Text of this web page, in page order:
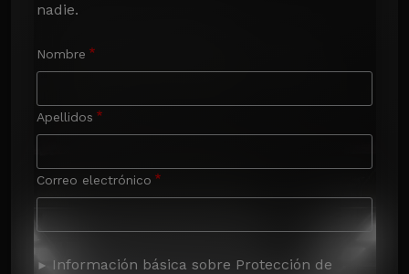
nadie.
Nombre
Apellidos
Correo electrónico
Información básica sobre Protección de